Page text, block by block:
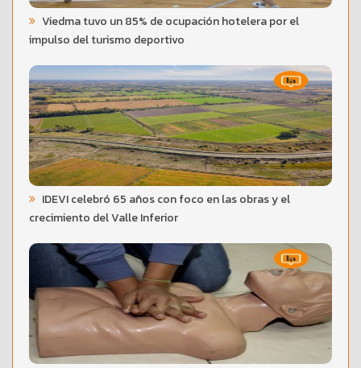
Viedma tuvo un 85% de ocupación hotelera por el
impulso del turismo deportivo
IDEVI celebró 65 años con foco en las obras y el
crecimiento del Valle Inferior